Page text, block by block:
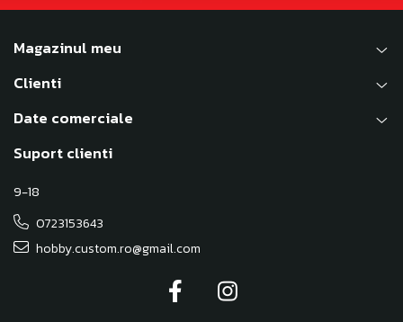
Magazinul meu
Clienti
Date comerciale
Suport clienti
9-18
0723153643
hobby.custom.ro@gmail.com